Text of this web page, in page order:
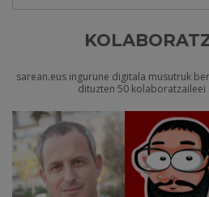
sarean.eus ingurune digitala musutruk
dituzten 50